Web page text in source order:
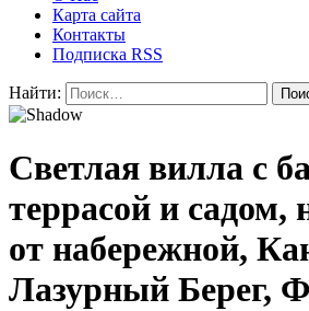
Карта сайта
Контакты
Подписка RSS
Найти:
Светлая вилла с
террасой и садом,
от набережной,
Лазурный Берег,